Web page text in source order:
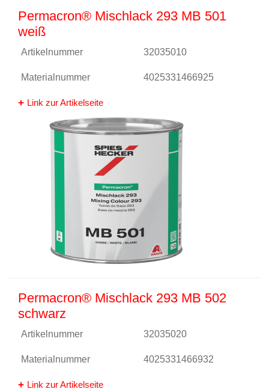
Permacron® Mischlack 293 MB 501
weiß
Artikelnummer 32035010
Materialnummer 4025331466925
Link zur Artikelseite
Permacron® Mischlack 293 MB 502
schwarz
Artikelnummer 32035020
Materialnummer 4025331466932
Link zur Artikelseite